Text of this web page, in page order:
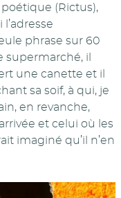
(Rictus),
l’adresse
phrase sur 60
supermarché, il
une canette et il
sa soif, à qui, je
en revanche,
et celui où les
imaginé qu’il n’en